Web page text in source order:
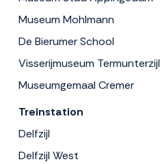
Museum Mohlmann
De Bierumer School
Visserijmuseum Termunterzijl
Museumgemaal Cremer
Treinstation
Delfzijl
Delfzijl West